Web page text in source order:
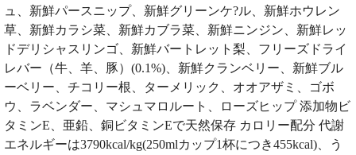
ュ、新鮮パースニップ、新鮮グリーンケ?ル、新鮮ホウレン
草、新鮮カラシ菜、新鮮カブラ菜、新鮮ニンジン、新鮮レッ
ドデリシャスリンゴ、新鮮バートレット梨、フリーズドライ
レバー（牛、羊、豚）(0.1%)、新鮮クランベリー、新鮮ブル
ーベリー、チコリー根、ターメリック、オオアザミ、ゴボ
ウ、ラベンダー、マシュマロルート、ローズヒップ 添加物ビ
タミンE、亜鉛、銅ビタミンEで天然保存 カロリー配分 代謝
エネルギーは3790kcal/kg(250mlカップ1杯につき455kcal)、う